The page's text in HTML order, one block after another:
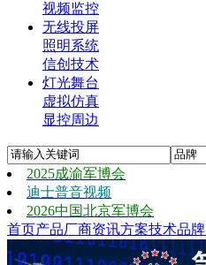
视频监控
无线投屏
照明系统
信创技术
灯光舞台
虚拟仿真
显控周边
2025成渝军博会
迪士普音视频
2026中国北京军博会
首页产品厂商资讯方案技术品牌